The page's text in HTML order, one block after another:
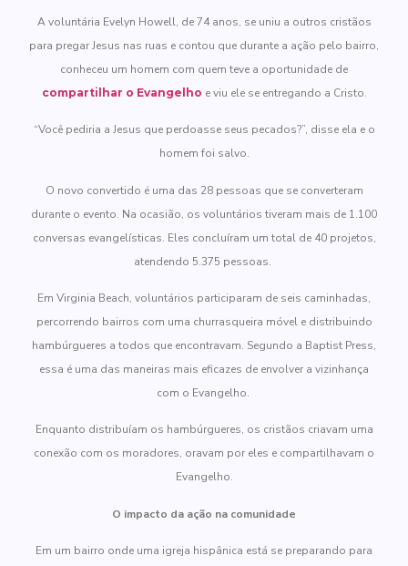
A voluntária Evelyn Howell, de 74 anos, se uniu a outros cristãos
para pregar Jesus nas ruas e contou que durante a ação pelo bairro,
conheceu um homem com quem teve a oportunidade de
compartilhar o Evangelho e viu ele se entregando a Cristo.
“Você pediria a Jesus que perdoasse seus pecados?”, disse ela e o
homem foi salvo.
O novo convertido é uma das 28 pessoas que se converteram
durante o evento. Na ocasião, os voluntários tiveram mais de 1.100
conversas evangelísticas. Eles concluíram um total de 40 projetos,
atendendo 5.375 pessoas.
Em Virginia Beach, voluntários participaram de seis caminhadas,
percorrendo bairros com uma churrasqueira móvel e distribuindo
hambúrgueres a todos que encontravam. Segundo a Baptist Press,
essa é uma das maneiras mais eficazes de envolver a vizinhança
com o Evangelho.
Enquanto distribuíam os hambúrgueres, os cristãos criavam uma
conexão com os moradores, oravam por eles e compartilhavam o
Evangelho.
O impacto da ação na comunidade
Em um bairro onde uma igreja hispânica está se preparando para